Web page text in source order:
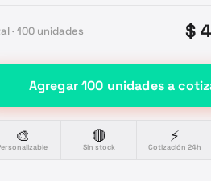
· 100 unidades $
Agregar100 unidadesa
🎨 🔴
Sin stock
⚡
Cotización 24h